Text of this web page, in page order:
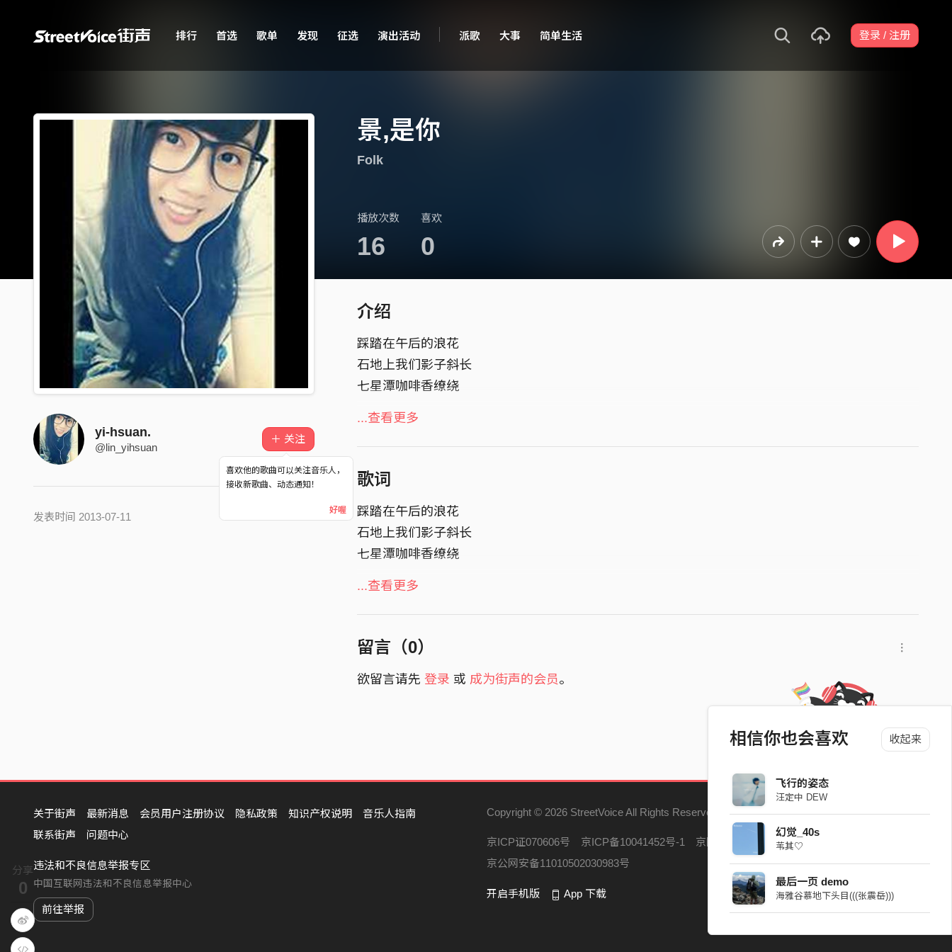
排行 首选 歌单 发现 征选 演出活动 派歌 大事 简单生活 登录 / 注册
分享
0
相信你也会喜欢 收起来
飞行的姿态
汪定中 DEW
幻觉_40s
苇其♡
最后一页 demo
海雅谷慕地下头目(((张震岳)))
景,是你
Folk
播放次数
16
喜欢
0
yi-hsuan.
@lin_yihsuan
＋ 关注
喜欢他的歌曲可以关注音乐人，
接收新歌曲、动态通知！
好喔
发表时间 2013-07-11
介绍
踩踏在午后的浪花
石地上我们影子斜长
七星潭咖啡香缭绕
美仑山梢 夜景绽放
莲影荡漾 打在心坎 成了花海
风在谷间回响 掠过彼此间的对望
白沫蒸散后的结晶 清新却苦咸的气息
寻找著旅行的意义
才发现全是 你的影
...查看更多
歌词
踩踏在午后的浪花
石地上我们影子斜长
七星潭咖啡香缭绕
美仑山梢 夜景绽放
你闻的花香 比我走过的山还阔广
莲影荡漾 打在心坎 成了花海
散布在深深的 一口气
寻找著旅行的意义
...查看更多
留言（0）
欲留言请先 登录 或 成为街声的会员。
关于街声 最新消息 会员用户注册协议 隐私政策 知识产权说明
音乐人指南
联系街声
问题中心
违法和不良信息举报专区
中国互联网违法和不良信息举报中心
前往举报
Copyright © 2026 StreetVoice All Rights Reserved.
京ICP证070606号 京ICP备10041452号-1
京网文（2023）5121-147号
京公网安备11010502030983号
开启手机版 App 下载